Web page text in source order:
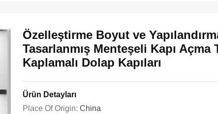
Özelleştirme Boyut ve
Tasarlanmış Menteşeli Kapı
Kaplamalı Dolap Kapıları
Ürün Detayları
Place Of Origin: China